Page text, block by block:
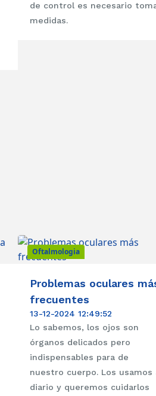
de control es necesario
medidas.
Oftalmologia
Problemas oculares
frecuentes
13-12-2024 12:49:52
Lo sabemos, los ojos son
órganos delicados pero
indispensables para de
nuestro cuerpo. Los usamos
diario y queremos cuidarlos